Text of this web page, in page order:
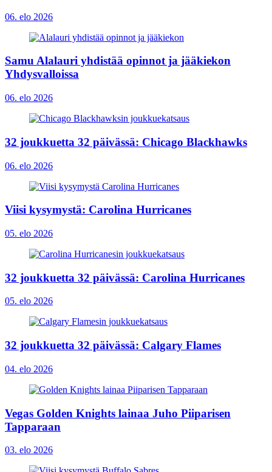
06. elo 2026
Samu Alalauri yhdistää opinnot ja jääkiekon
Yhdysvalloissa
06. elo 2026
32 joukkuetta 32 päivässä: Chicago Blackhawks
06. elo 2026
Viisi kysymystä: Carolina Hurricanes
05. elo 2026
32 joukkuetta 32 päivässä: Carolina Hurricanes
05. elo 2026
32 joukkuetta 32 päivässä: Calgary Flames
04. elo 2026
Vegas Golden Knights lainaa Juho Piiparisen
Tapparaan
03. elo 2026